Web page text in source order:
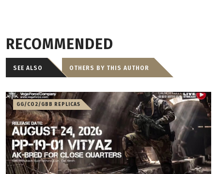
RECOMMENDED
SEE ALSO OTHERS BY THIS AUTHOR
GG/CO2/GBB REPLICAS